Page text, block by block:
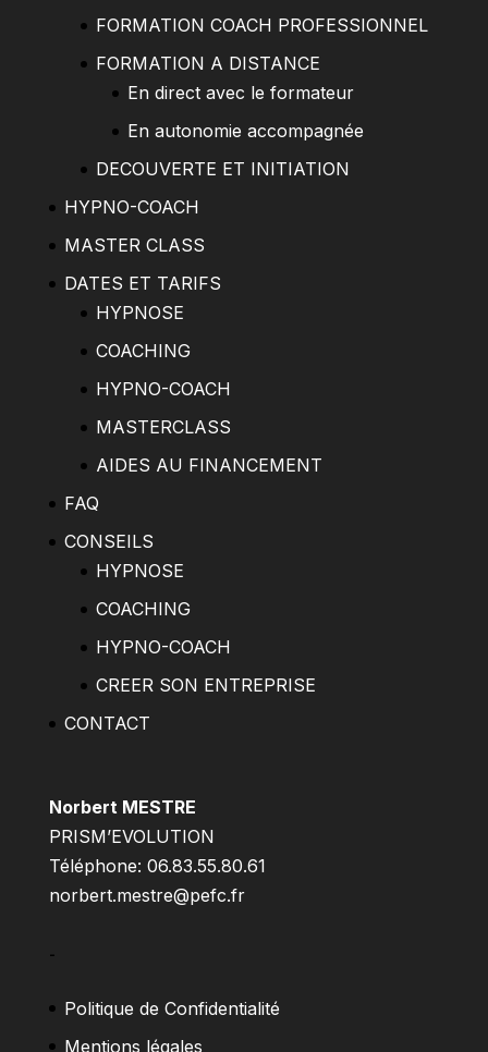
FORMATION COACH PROFESSIONNEL
FORMATION A DISTANCE
En direct avec le formateur
En autonomie accompagnée
DECOUVERTE ET INITIATION
HYPNO-COACH
MASTER CLASS
DATES ET TARIFS
HYPNOSE
COACHING
HYPNO-COACH
MASTERCLASS
AIDES AU FINANCEMENT
FAQ
CONSEILS
HYPNOSE
COACHING
HYPNO-COACH
CREER SON ENTREPRISE
CONTACT
Norbert MESTRE
PRISM’EVOLUTION
Téléphone: 06.83.55.80.61
norbert.mestre@pefc.fr
–
Politique de Confidentialité
Mentions légales